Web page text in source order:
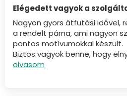
Elégedett vagyok a
Nagyon gyors átfutási idővel,
a rendelt párna, ami nagyon
pontos motívumokkal készült.
Biztos vagyok benne, hogy
olvasom